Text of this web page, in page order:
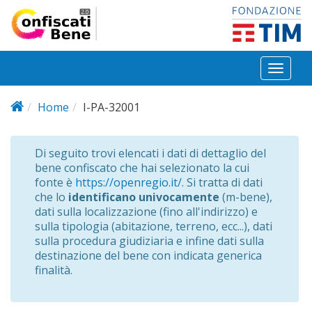
Salta al contenuto principale
Toggle
Home
I-PA-32001
Di seguito trovi elencati i dati di dettaglio del
bene confiscato che hai selezionato la cui
fonte è https://openregio.it/. Si tratta di dati
che lo identificano univocamente (m-bene),
dati sulla localizzazione (fino all'indirizzo) e
sulla tipologia (abitazione, terreno, ecc...), dati
sulla procedura giudiziaria e infine dati sulla
destinazione del bene con indicata generica
finalità.